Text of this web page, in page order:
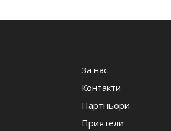
За нас
Контакти
Партньори
Приятели